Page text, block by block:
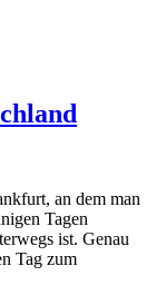
an dem man
Tagen
ist. Genau
Tag zum